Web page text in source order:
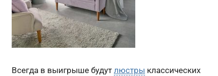
Всегда в выигрыше будут люстры классических